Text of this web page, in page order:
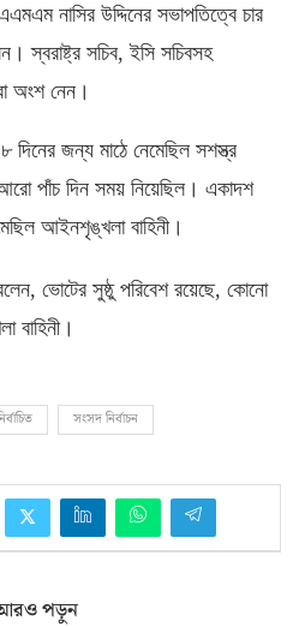
নাসির উদ্দিনের সভাপতিত্বে চার
স্বরাষ্ট্র সচিব,ইসি সচিবসহ
অংশ নেন।
দিনের জন্য মাঠে নেমেছিল সশস্ত্র
পাঁচ দিন সময় নিয়েছিল। একাদশ
আইনশৃঙ্খলা বাহিনী।
, ভোটের সুষ্ঠু পরিবেশ রয়েছে, কোনো
বাহিনী।
সংসদ নির্বাচন
পড়ুন